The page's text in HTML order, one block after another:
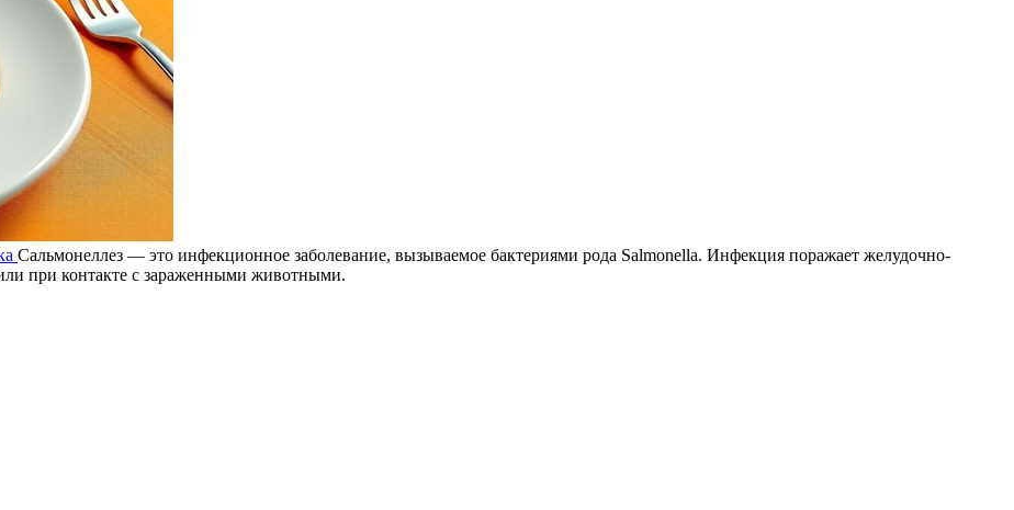
Сальмонеллез — это инфекционное заболевание, вызываемое бактериями рода Salmonella. Инфекция поражает желудочно-
при контакте с зараженными животными.